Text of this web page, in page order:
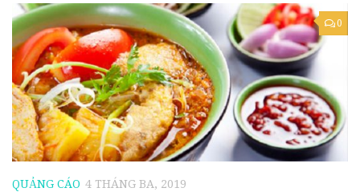
0
QUẢNG CÁO 4 THÁNG BA, 2019